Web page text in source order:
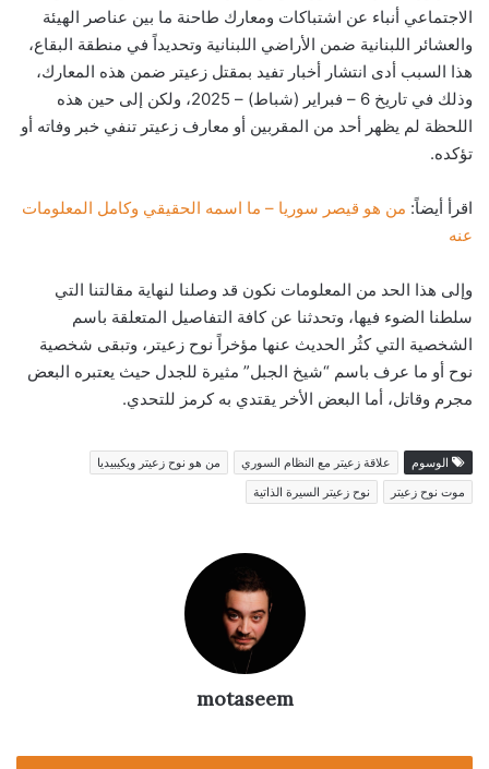
الاجتماعي أنباء عن اشتباكات ومعارك طاحنة ما بين عناصر الهيئة
والعشائر اللبنانية ضمن الأراضي اللبنانية وتحديداً في منطقة البقاع،
هذا السبب أدى انتشار أخبار تفيد بمقتل زعيتر ضمن هذه المعارك،
وذلك في تاريخ 6 – فبراير (شباط) – 2025، ولكن إلى حين هذه
اللحظة لم يظهر أحد من المقربين أو معارف زعيتر تنفي خبر وفاته أو
تؤكده.
اقرأ أيضاً: من هو قيصر سوريا – ما اسمه الحقيقي وكامل المعلومات
عنه
وإلى هذا الحد من المعلومات نكون قد وصلنا لنهاية مقالتنا التي
سلطنا الضوء فيها، وتحدثنا عن كافة التفاصيل المتعلقة باسم
الشخصية التي كثُر الحديث عنها مؤخراً نوح زعيتر، وتبقى شخصية
نوح أو ما عرف باسم “شيخ الجبل” مثيرة للجدل حيث يعتبره البعض
مجرم وقاتل، أما البعض الأخر يقتدي به كرمز للتحدي.
الوسوم علاقة زعيتر مع النظام السوري
من هو نوح زعيتر ويكيبيديا
موت نوح زعيتر
نوح زعيتر السيرة الذاتية
motaseem